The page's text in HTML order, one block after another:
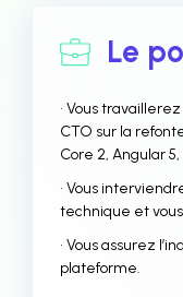
Le
• Vous
CTO sur la
Core 2, Angular
• Vous
technique et
• Vous assurez
plateforme.